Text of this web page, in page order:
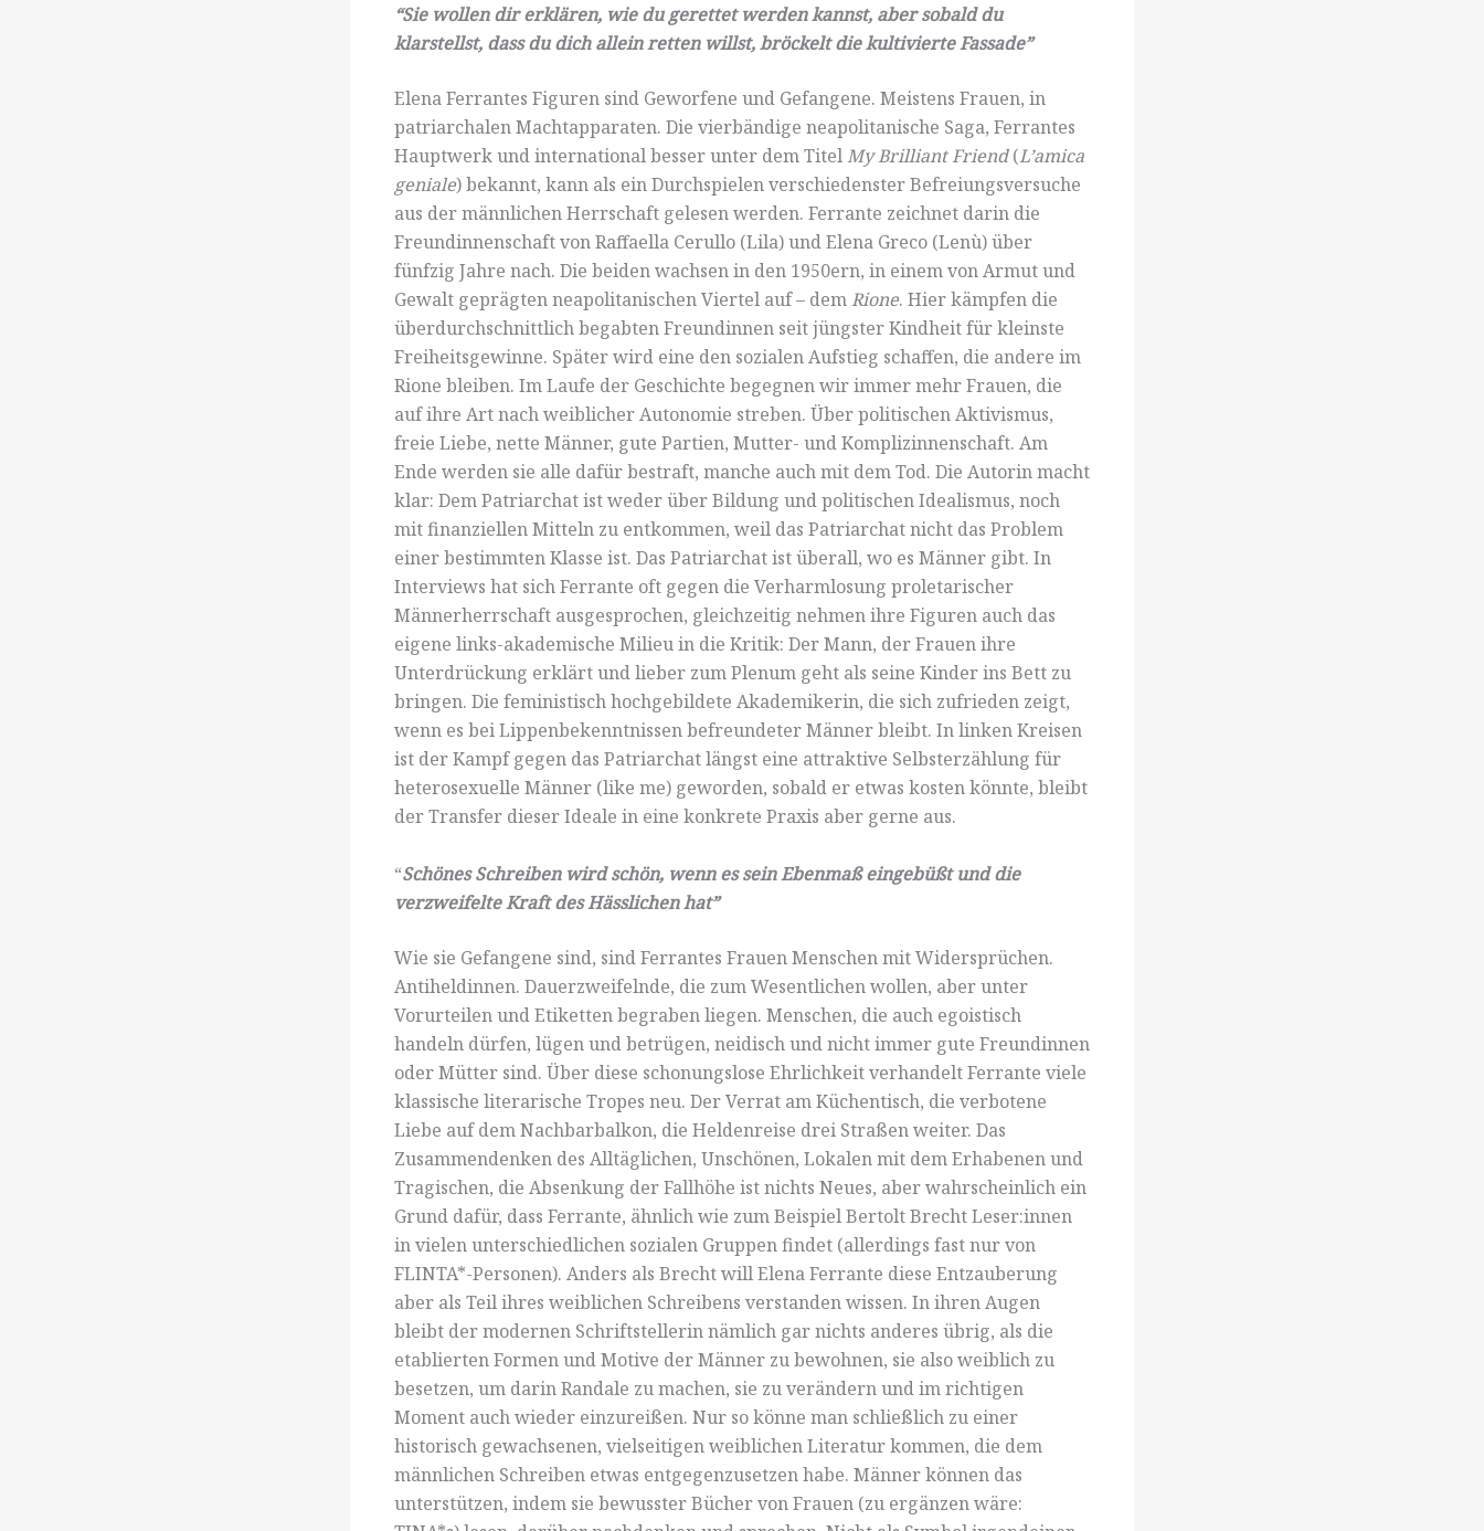
“Sie wollen dir erklären, wie du gerettet werden kannst, aber sobald du
klarstellst, dass du dich allein retten willst, bröckelt die kultivierte Fassade”
Elena Ferrantes Figuren sind Geworfene und Gefangene. Meistens Frauen, in
patriarchalen Machtapparaten. Die vierbändige neapolitanische Saga, Ferrantes
Hauptwerk und international besser unter dem TitelMy Brilliant Friend(L’amica
geniale) bekannt, kann als ein Durchspielen verschiedenster Befreiungsversuche
aus der männlichen Herrschaft gelesen werden. Ferrante zeichnet darin die
Freundinnenschaft von Raffaella Cerullo (Lila) und Elena Greco (Lenù) über
fünfzig Jahre nach. Die beiden wachsen in den 1950ern, in einem von Armut und
Gewalt geprägten neapolitanischen Viertel auf – demRione. Hier kämpfen die
überdurchschnittlich begabten Freundinnen seit jüngster Kindheit für kleinste
Freiheitsgewinne. Später wird eine den sozialen Aufstieg schaffen, die andere im
Rione bleiben. Im Laufe der Geschichte begegnen wir immer mehr Frauen, die
auf ihre Art nach weiblicher Autonomie streben. Über politischen Aktivismus,
freie Liebe, nette Männer, gute Partien, Mutter- und Komplizinnenschaft. Am
Ende werden sie alle dafür bestraft, manche auch mit dem Tod. Die Autorin macht
klar: Dem Patriarchat ist weder über Bildung und politischen Idealismus, noch
mit finanziellen Mitteln zu entkommen, weil das Patriarchat nicht das Problem
einer bestimmten Klasse ist. Das Patriarchat ist überall, wo es Männer gibt. In
Interviews hat sich Ferrante oft gegen die Verharmlosung proletarischer
Männerherrschaft ausgesprochen, gleichzeitig nehmen ihre Figuren auch das
eigene links-akademische Milieu in die Kritik: Der Mann, der Frauen ihre
Unterdrückung erklärt und lieber zum Plenum geht als seine Kinder ins Bett zu
bringen. Die feministisch hochgebildete Akademikerin, die sich zufrieden zeigt,
wenn es bei Lippenbekenntnissen befreundeter Männer bleibt. In linken Kreisen
ist der Kampf gegen das Patriarchat längst eine attraktive Selbsterzählung für
heterosexuelle Männer (like me) geworden, sobald er etwas kosten könnte, bleibt
der Transfer dieser Ideale in eine konkrete Praxis aber gerne aus.
“Schönes Schreiben wird schön, wenn es sein Ebenmaß eingebüßt und die
verzweifelte Kraft des Hässlichen hat”
Wie sie Gefangene sind, sind Ferrantes Frauen Menschen mit Widersprüchen.
Antiheldinnen. Dauerzweifelnde, die zum Wesentlichen wollen, aber unter
Vorurteilen und Etiketten begraben liegen. Menschen, die auch egoistisch
handeln dürfen, lügen und betrügen, neidisch und nicht immer gute Freundinnen
oder Mütter sind. Über diese schonungslose Ehrlichkeit verhandelt Ferrante viele
klassische literarische Tropes neu. Der Verrat am Küchentisch, die verbotene
Liebe auf dem Nachbarbalkon, die Heldenreise drei Straßen weiter. Das
Zusammendenken des Alltäglichen, Unschönen, Lokalen mit dem Erhabenen und
Tragischen, die Absenkung der Fallhöhe ist nichts Neues, aber wahrscheinlich ein
Grund dafür, dass Ferrante, ähnlich wie zum Beispiel Bertolt Brecht Leser:innen
in vielen unterschiedlichen sozialen Gruppen findet (allerdings fast nur von
FLINTA*-Personen). Anders als Brecht will Elena Ferrante diese Entzauberung
aber als Teil ihres weiblichen Schreibens verstanden wissen. In ihren Augen
bleibt der modernen Schriftstellerin nämlich gar nichts anderes übrig, als die
etablierten Formen und Motive der Männer zu bewohnen, sie also weiblich zu
besetzen, um darin Randale zu machen, sie zu verändern und im richtigen
Moment auch wieder einzureißen. Nur so könne man schließlich zu einer
historisch gewachsenen, vielseitigen weiblichen Literatur kommen, die dem
männlichen Schreiben etwas entgegenzusetzen habe. Männer können das
unterstützen, indem sie bewusster Bücher von Frauen (zu ergänzen wäre: